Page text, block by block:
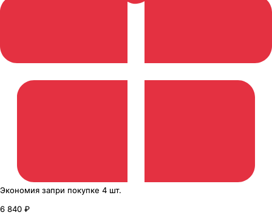
Экономия запри покупке 4 шт.
6 840 ₽